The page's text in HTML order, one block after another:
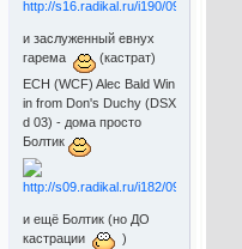
и заслуженный евнух
гарема
(кастрат)
ECH (WCF) Alec Bald Win
in from Don's Duchy (DSX
d 03) - дома просто
Болтик
и ещё Болтик (но ДО
кастрации
)